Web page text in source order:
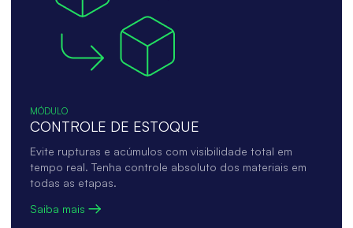
MÓDULO
CONTROLE DE ESTOQUE
Evite rupturas e acúmulos com visibilidade total em
tempo real. Tenha controle absoluto dos materiais em
todas as etapas.
Saiba mais